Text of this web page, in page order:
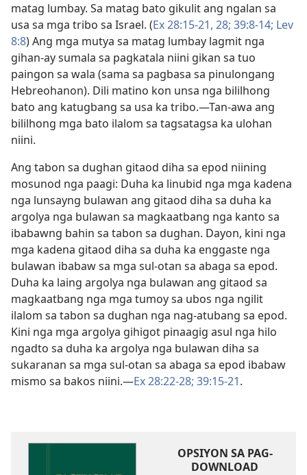
matag lumbay. Sa matag bato gikulit ang ngalan sa
usa sa mga tribo sa Israel. (Ex 28:15-21, 28; 39:8-14; Lev
8:8) Ang mga mutya sa matag lumbay lagmit nga
gihan-ay sumala sa pagkatala niini gikan sa tuo
paingon sa wala (sama sa pagbasa sa pinulongang
Hebreohanon). Dili matino kon unsa nga bililhong
bato ang katugbang sa usa ka tribo.​—Tan-awa ang
bililhong mga bato ilalom sa tagsatagsa ka ulohan
niini.
Ang tabon sa dughan gitaod diha sa epod niining
mosunod nga paagi: Duha ka linubid nga mga kadena
nga lunsayng bulawan ang gitaod diha sa duha ka
argolya nga bulawan sa magkaatbang nga kanto sa
ibabawng bahin sa tabon sa dughan. Dayon, kini nga
mga kadena gitaod diha sa duha ka enggaste nga
bulawan ibabaw sa mga sul-otan sa abaga sa epod.
Duha ka laing argolya nga bulawan ang gitaod sa
magkaatbang nga mga tumoy sa ubos nga ngilit
ilalom sa tabon sa dughan nga nag-atubang sa epod.
Kini nga mga argolya gihigot pinaagig asul nga hilo
ngadto sa duha ka argolya nga bulawan diha sa
sukaranan sa mga sul-otan sa abaga sa epod ibabaw
mismo sa bakos niini.​—Ex 28:22-28; 39:15-21.
OPSIYON SA PAG-
DOWNLOAD